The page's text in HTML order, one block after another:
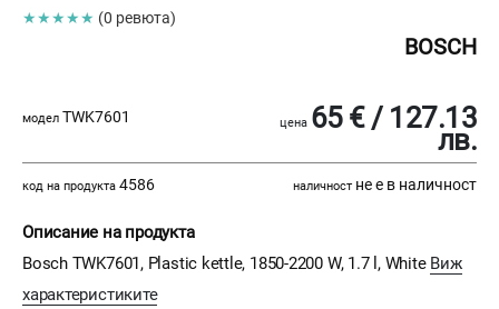
★★★★★ (0 ревюта)
BOSCH
модел TWK7601 цена 65 € / 127.13
лв.
код на продукта 4586 наличност не е в наличност
Описание на продукта
Bosch TWK7601, Plastic kettle, 1850-2200 W, 1.7 l, White Виж
характеристиките